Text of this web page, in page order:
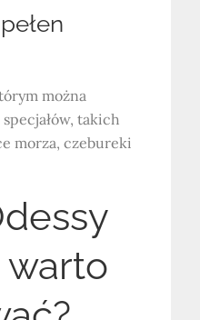
można
takich
morza, czebureki